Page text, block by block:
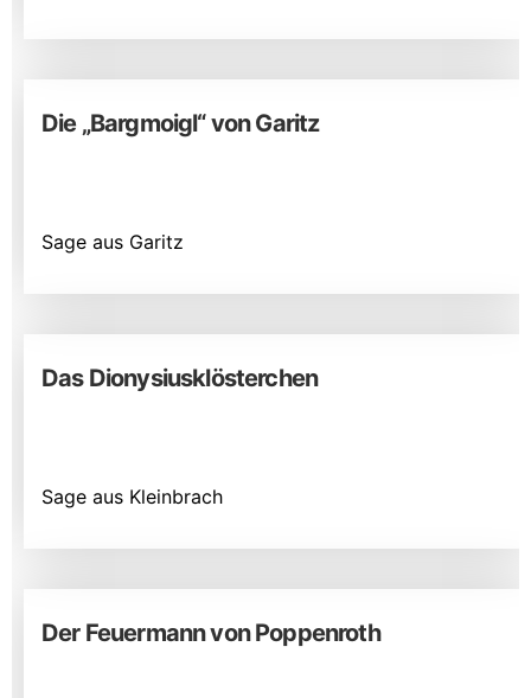
Die „Bargmoigl“ von Garitz
Sage aus Garitz
Das Dionysiusklösterchen
Sage aus Kleinbrach
Der Feuermann von Poppenroth